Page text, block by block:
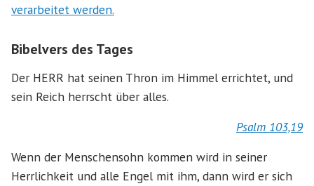
verarbeitet werden.
Bibelvers des Tages
Der HERR hat seinen Thron im Himmel errichtet, und
sein Reich herrscht über alles.
Psalm 103,19
Wenn der Menschensohn kommen wird in seiner
Herrlichkeit und alle Engel mit ihm, dann wird er sich